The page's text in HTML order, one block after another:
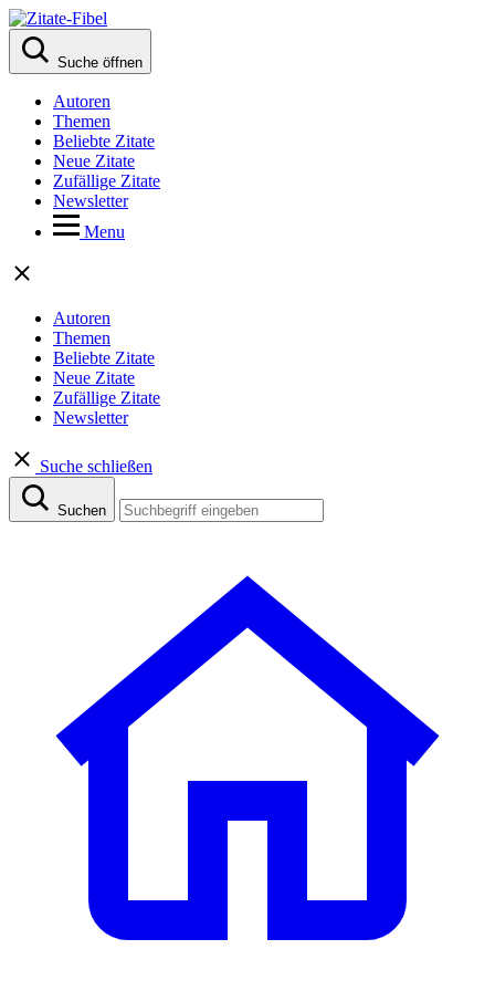
Suche öffnen
Autoren
Themen
Beliebte Zitate
Neue Zitate
Zufällige Zitate
Newsletter
Menu
Autoren
Themen
Beliebte Zitate
Neue Zitate
Zufällige Zitate
Newsletter
Suche schließen
Suchen